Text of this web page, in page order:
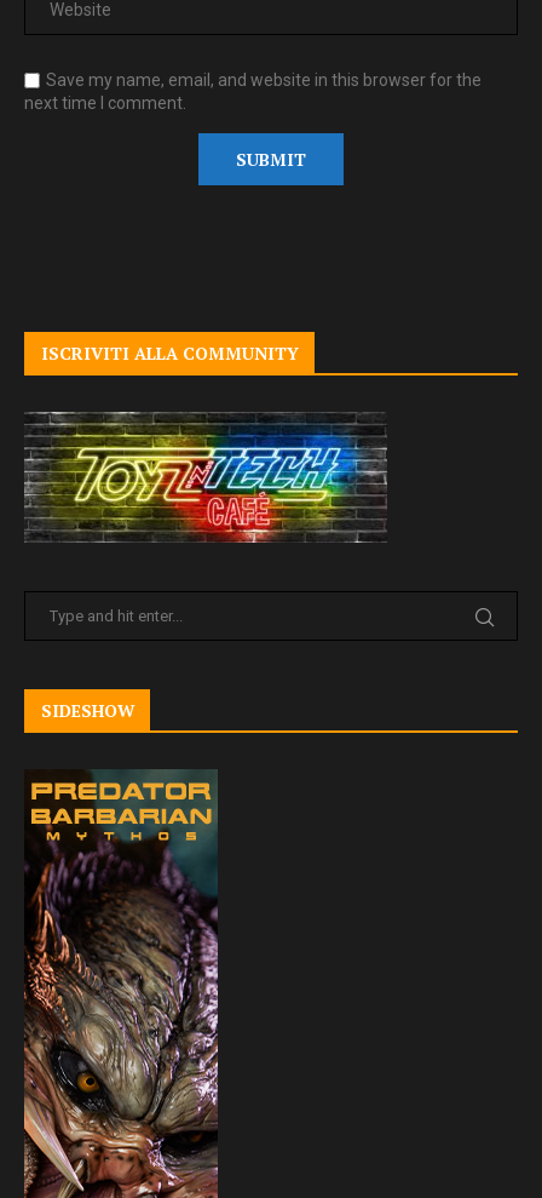
Save my name, email, and website in this browser for the
next time I comment.
ISCRIVITI ALLA COMMUNITY
SIDESHOW